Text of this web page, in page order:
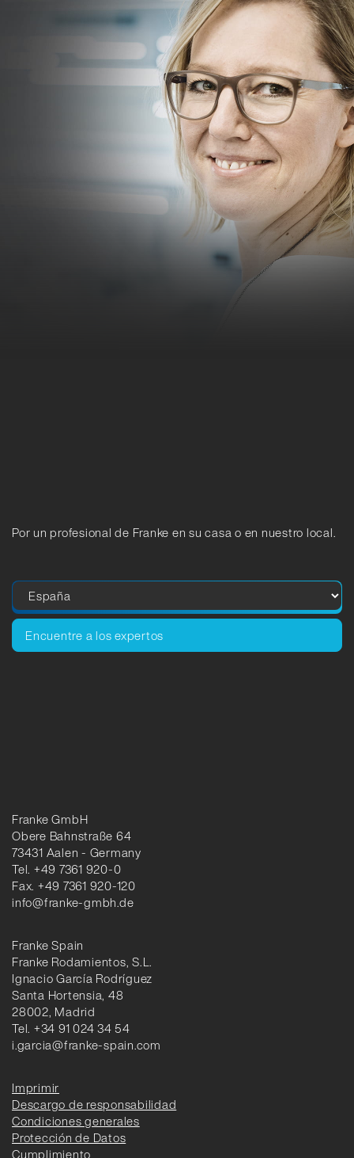
Por un profesional de Franke en su casa o en nuestro local.
Encuentre a los expertos
Franke GmbH
Obere Bahnstraße 64
73431 Aalen - Germany
Tel. +49 7361 920-0
Fax. +49 7361 920-120
info@franke-gmbh.de
Franke Spain
Franke Rodamientos, S.L.
Ignacio García Rodríguez
Santa Hortensia, 48
28002, Madrid
Tel. +34 91 024 34 54
i.garcia@franke-spain.com
Imprimir
Descargo de responsabilidad
Condiciones generales
Protección de Datos
Cumplimiento